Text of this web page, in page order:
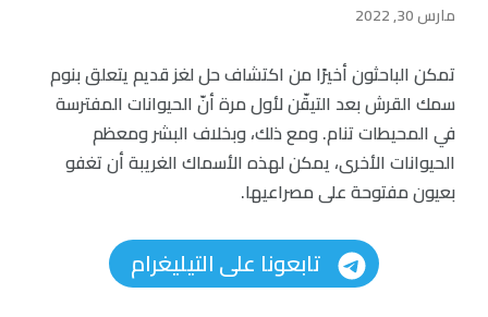
مارس 30, 2022
تمكن الباحثون أخيرًا من اكتشاف حل لغز قديم يتعلق بنوم
سمك القرش بعد التيقّن لأول مرة أنّ الحيوانات المفترسة
في المحيطات تنام. ومع ذلك، وبخلاف البشر ومعظم
الحيوانات الأخرى، يمكن لهذه الأسماك الغريبة أن تغفو
بعيون مفتوحة على مصراعيها.
تابعونا على التيليغرام